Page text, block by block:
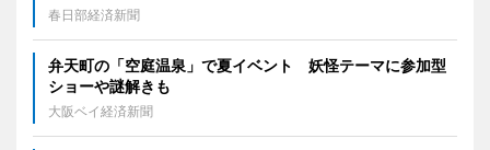
春日部経済新聞
弁天町の「空庭温泉」で夏イベント 妖怪テーマに参加型
ショーや謎解きも
大阪ベイ経済新聞